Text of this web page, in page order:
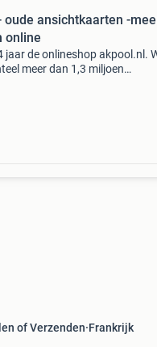
oude ansichtkaarten -
online
jaar de onlineshop akpool.nl.
meer dan 1,3 miljoen
of Verzenden Frankrijk